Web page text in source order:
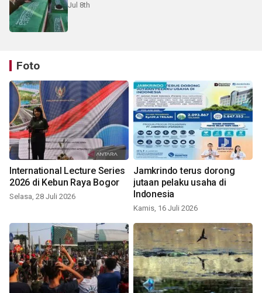
Jul 8th
Foto
International Lecture Series
2026 di Kebun Raya Bogor
Selasa, 28 Juli 2026
Jamkrindo terus dorong
jutaan pelaku usaha di
Indonesia
Kamis, 16 Juli 2026